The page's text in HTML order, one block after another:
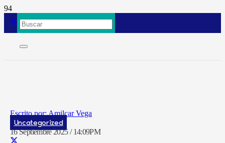
Amilcar Vega
Uncategorized
16 Septiembre 2025 / 14:09PM